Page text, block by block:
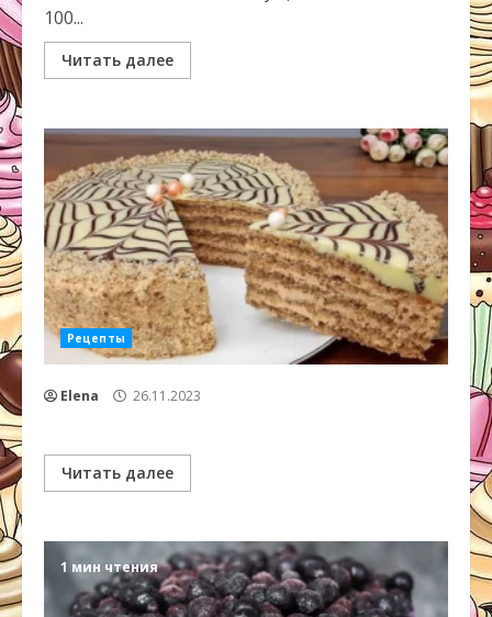
100...
Читать далее
Рецепты
Elena 26.11.2023
Читать далее
1 мин чтения